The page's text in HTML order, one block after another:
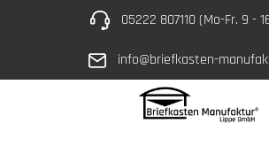
Zum Hauptinhalt springen05222 807110 (Mo-Fr. 9 -
info@briefkasten-